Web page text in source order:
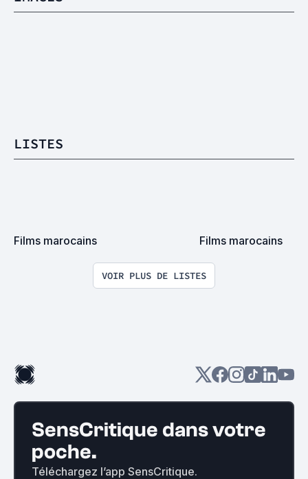
LISTES
Films marocains Films marocains
VOIR PLUS DE LISTES
SensCritique dans votre
poche.
Téléchargez l’app SensCritique.